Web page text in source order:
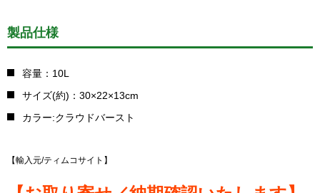
製品仕様
容量：10L
サイズ(約)：30×22×13cm
カラー:クラウドバースト
【輸入元/ティムコサイト】